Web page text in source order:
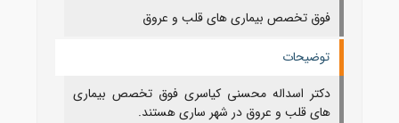
فوق تخصص بیماری های قلب و عروق
توضیحات
دکتر اسداله محسنی کیاسری فوق تخصص بیماری
های قلب و عروق در شهر ساری هستند.